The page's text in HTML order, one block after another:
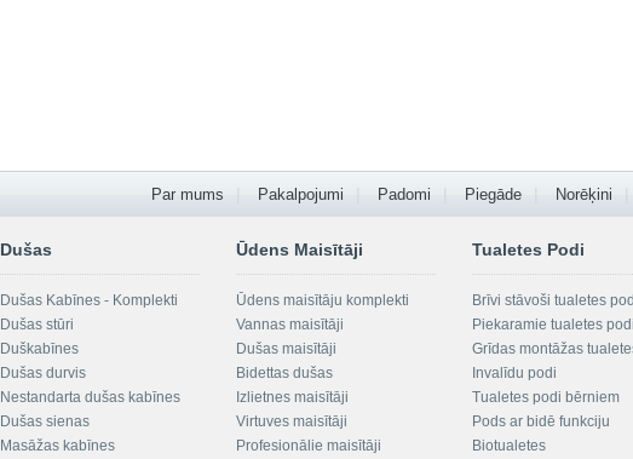
Par mums Pakalpojumi Padomi Piegāde Norēķini
Dušas
Dušas Kabīnes - Komplekti
Dušas stūri
Duškabīnes
Dušas durvis
Nestandarta dušas kabīnes
Dušas sienas
Masāžas kabīnes
Ūdens Maisītāji
Ūdens maisītāju komplekti
Vannas maisītāji
Dušas maisītāji
Bidettas dušas
Izlietnes maisītāji
Virtuves maisītāji
Profesionālie maisītāji
Tualetes Podi
Brīvi stāvoši tualetes
Piekaramie tualetes podi
Grīdas montāžas
Invalīdu podi
Tualetes podi bērniem
Pods ar bidē funkciju
Biotualetes